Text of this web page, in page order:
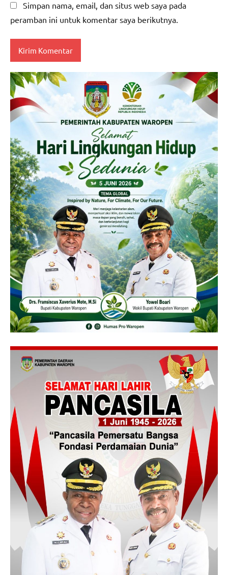
Simpan nama, email, dan situs web saya pada
peramban ini untuk komentar saya berikutnya.